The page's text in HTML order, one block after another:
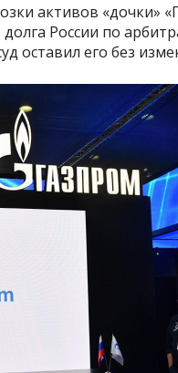
активов «дочки»
России по
оставил его без